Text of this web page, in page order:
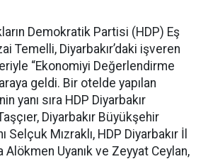
Demokratik Partisi (HDP) Eş
Temelli, Diyarbakır’daki işveren
“Ekonomiyi Değerlendirme
geldi. Bir otelde yapılan
yanı sıra HDP Diyarbakır
Diyarbakır Büyükşehir
Selçuk Mızraklı, HDP Diyarbakır İl
Alökmen Uyanık ve Zeyyat Ceylan,